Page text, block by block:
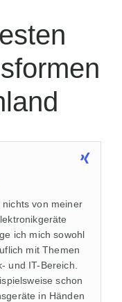
von meiner
ich mich sowohl
mit Themen
und IT-Bereich.
schon
in Händen